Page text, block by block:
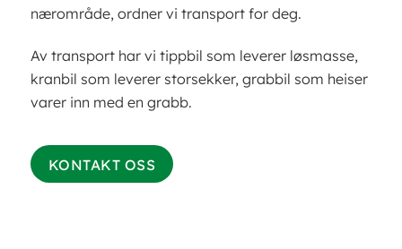
nærområde, ordner vi transport for deg.
Av transport har vi tippbil som leverer løsmasse,
kranbil som leverer storsekker, grabbil som heiser
varer inn med en grabb.
KONTAKT OSS